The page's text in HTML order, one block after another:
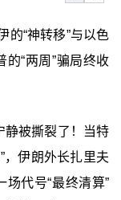
的“神转移”与以色
的“两周”骗局终收
静被撕裂了！当特
，伊朗外长扎里夫
场代号“最终清算”